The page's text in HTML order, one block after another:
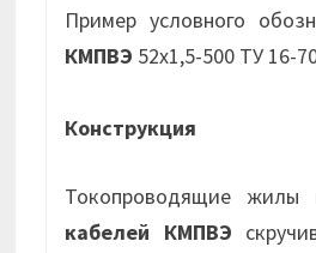
Пример условного
КМПВЭ 52х1,5-500 ТУ 16-
Конструкция
Токопроводящие жилы
кабелей КМПВЭ